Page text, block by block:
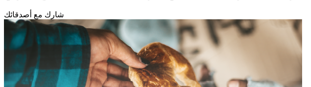
شارك مع أصدقائك